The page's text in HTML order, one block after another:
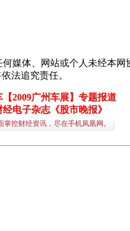
媒体、网站或个人未经本
法追究责任。
2009广州车展】专题报道
电子杂志《股市晚报》
控财经资讯，尽在手机凤凰网。